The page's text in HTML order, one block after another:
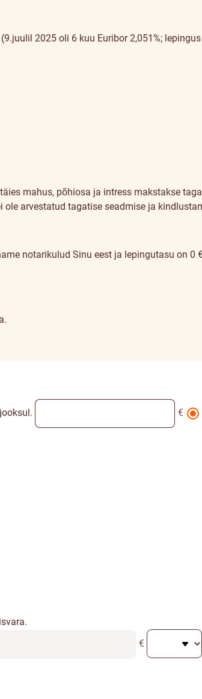
2025 oli 6 kuu Euribor 2,051%;
mahus, põhiosa ja intress makstakse
arvestatud tagatise seadmise ja
notarikulud Sinu eest ja lepingutasu on 0
€
€